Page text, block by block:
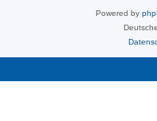
Powered by